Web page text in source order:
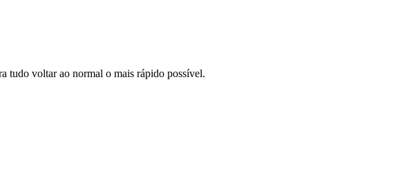
tudo voltar ao normal o mais rápido possível.